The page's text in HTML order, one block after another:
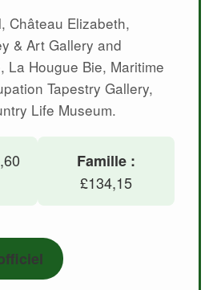
Château Elizabeth,
& Art Gallery and
La Hougue Bie, Maritime
Tapestry Gallery,
Life Museum.
Famille :
£134,15